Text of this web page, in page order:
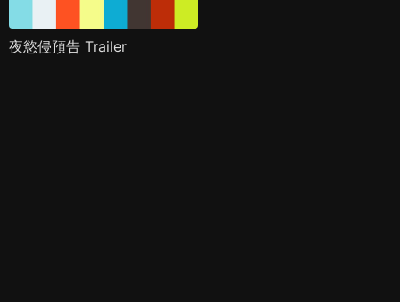
夜慾侵預告 Trailer